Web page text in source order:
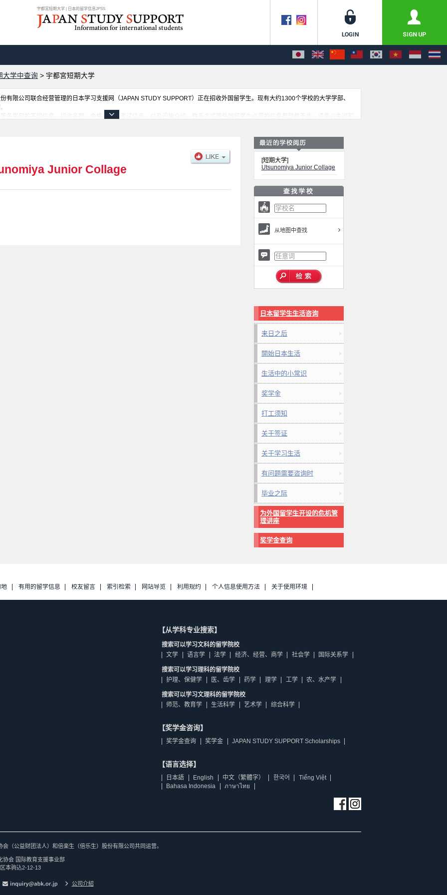
宇都宮短期大学 | 日本的留学信息JPSS
大学中查询 > 宇都宮短期大学
有限公司联合经营管理的日本学习支援网（JAPAN STUDY SUPPORT）正在招收外国留学生。现有大约1300个学校的大学学部、
各学部的不同信息。招收名额、合格人数等考试信息，以及设施介绍、联系方式等外国留学生必要的信息都登载于此，请务必查阅和
Junior Collage
[短期大学]
Utsunomiya Junior Collage
从地图中查找
日本留学生生活咨询
来日之后
開始日本生活
生活中的小常识
奖学金
打工须知
关于签证
关于学习生活
有问题需要咨询时
毕业之际
为外国留学生开设的危机管
理讲座
奖学金查询
有用的留学信息 校友留言 索引检索 网站导览 利用规约 个人信息使用方法 关于使用环境
【从学科专业搜索】
搜索可以学习文科的留学院校
文学
语言学 法学 经济、经营、商学 社会学 国际关系学
搜索可以学习理科的留学院校
护理、保健学
医、齿学 药学 理学 工学 农、水产学
搜索可以学习文理科的留学院校
师范、教育学
生活科学 艺术学 综合科学
【奖学金咨询】
奖学金查询 奖学金 JAPAN STUDY SUPPORT Scholarships
【语言选择】
日本語 English 中文（繁體字） 한국어
Tiếng Việt
Bahasa Indonesia
ภาษาไทย
（公益财团法人）和倍楽生（倍乐生）股份有限公司共同运营。
协会 国际教育支援事业部
本驹込2-12-13
公司介紹